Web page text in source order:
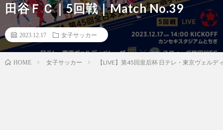
田谷ＦＣ｜5回戦｜Match No.39
2023.12.17 女子サッカー
HOME 女子サッカー 【LIVE】第45回皇后杯 日テレ・東京ヴェル